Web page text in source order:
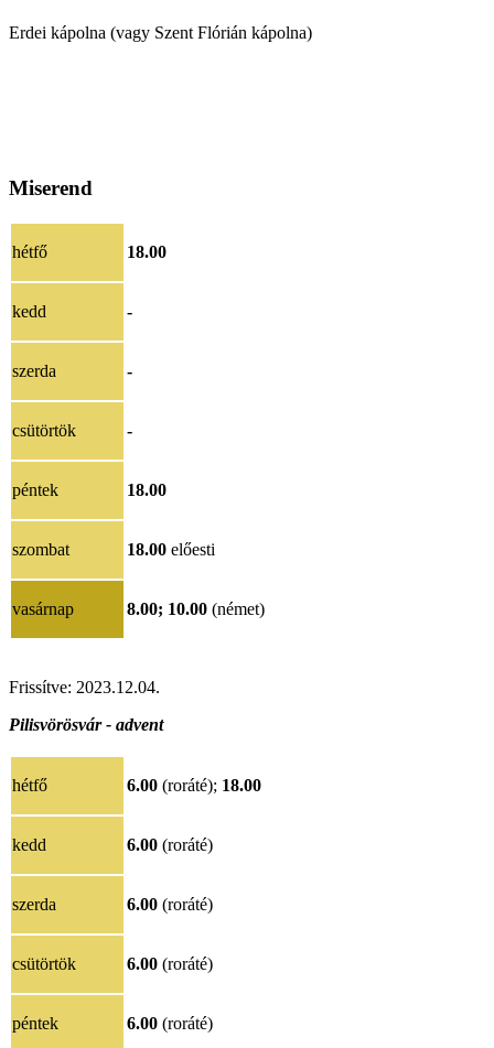
Erdei kápolna (vagy Szent Flórián kápolna)
Miserend
hétfő 18.00
kedd -
szerda -
csütörtök -
péntek 18.00
szombat 18.00 előesti
vasárnap 8.00; 10.00 (német)
Frissítve: 2023.12.04.
Pilisvörösvár - advent
hétfő 6.00 (roráté); 18.00
kedd 6.00 (roráté)
szerda 6.00 (roráté)
csütörtök 6.00 (roráté)
péntek 6.00 (roráté)